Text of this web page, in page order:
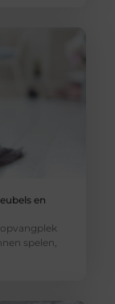
en
spelen,